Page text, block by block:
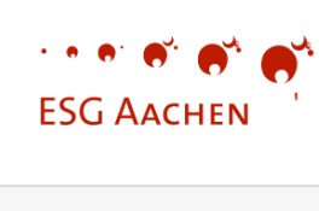
springen